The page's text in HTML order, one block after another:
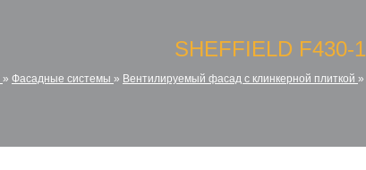
SHEFFIELD F430-
» Фасадные системы » Вентилируемый фасад с клинкерной плиткой »